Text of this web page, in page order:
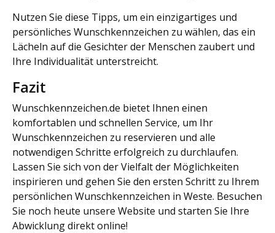
Nutzen Sie diese Tipps, um ein einzigartiges und
persönliches Wunschkennzeichen zu wählen, das ein
Lächeln auf die Gesichter der Menschen zaubert und
Ihre Individualität unterstreicht.
Fazit
Wunschkennzeichen.de bietet Ihnen einen
komfortablen und schnellen Service, um Ihr
Wunschkennzeichen zu reservieren und alle
notwendigen Schritte erfolgreich zu durchlaufen.
Lassen Sie sich von der Vielfalt der Möglichkeiten
inspirieren und gehen Sie den ersten Schritt zu Ihrem
persönlichen Wunschkennzeichen in Weste. Besuchen
Sie noch heute unsere Website und starten Sie Ihre
Abwicklung direkt online!